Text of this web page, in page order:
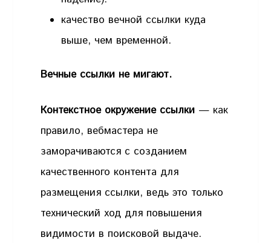
качество вечной ссылки куда
выше, чем временной.
Вечные ссылки не мигают.
Контекстное окружение ссылки — как
правило, вебмастера не
заморачиваются с созданием
качественного контента для
размещения ссылки, ведь это только
технический ход для повышения
видимости в поисковой выдаче.